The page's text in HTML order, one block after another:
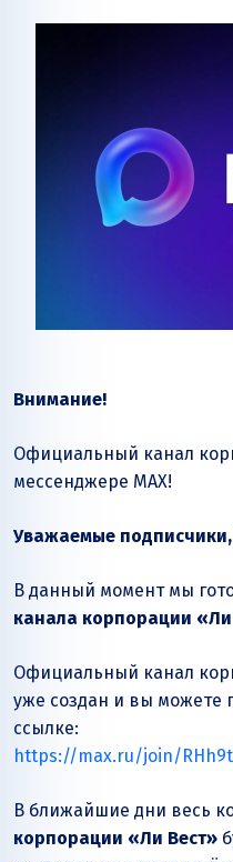
Внимание!
Официальный канал
мессенджере MAX!
Уважаемые
В данный момент мы
канала корпорации «Ли
Официальный канал
уже создан и вы можете
ссылке:
https://max.ru/join/
В ближайшие дни весь
корпорации «Ли Вест»